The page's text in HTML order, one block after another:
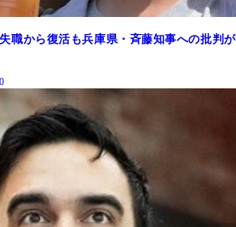
職から復活も兵庫県・斉藤知事への批判が